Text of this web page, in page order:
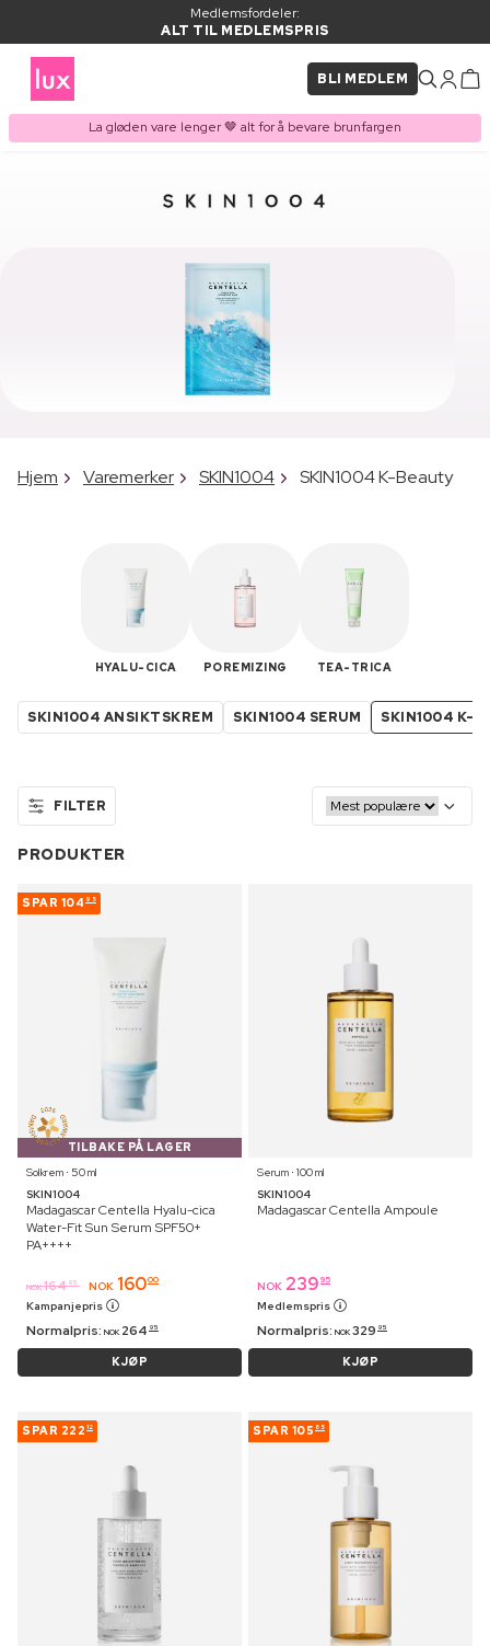
Medlemsfordeler:
ALT TIL MEDLEMSPRIS
BLI MEDLEM
La gløden vare lenger 🤎 alt for å bevare brunfargen
Hjem Varemerker SKIN1004 SKIN1004 K-Beauty
HYALU-CICA POREMIZING TEA-TRICA
SKIN1004 ANSIKTSKREM SKIN1004 SERUM SKIN1004 K-
FILTER
PRODUKTER
SPAR 104 95
TILBAKE PÅ LAGER
Solkrem ⋅ 50 ml
SKIN1004
Madagascar Centella Hyalu-cica
Water-Fit Sun Serum SPF50+
PA++++
NOK 164 95 NOK 16000
Kampanjepris
Normalpris: NOK 264 95
KJØP
Serum ⋅ 100 ml
SKIN1004
Madagascar Centella Ampoule
NOK 239 95
Medlemspris
Normalpris: NOK 329 95
KJØP
SPAR 222 12 SPAR 105 85